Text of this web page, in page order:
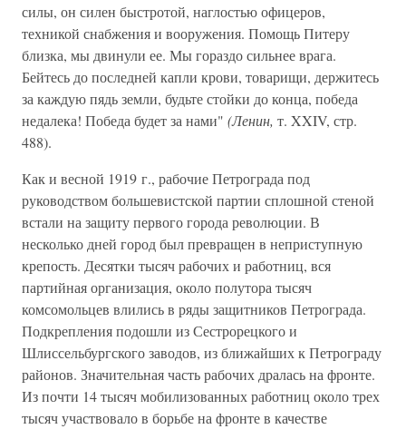
силы, он силен быстротой, наглостью офицеров,
техникой снабжения и вооружения. Помощь Питеру
близка, мы двинули ее. Мы гораздо сильнее врага.
Бейтесь до последней капли крови, товарищи, держитесь
за каждую пядь земли, будьте стойки до конца, победа
недалека! Победа будет за нами" (Ленин, т. XXIV, стр.
488).
Как и весной 1919 г., рабочие Петрограда под
руководством большевистской партии сплошной стеной
встали на защиту первого города революции. В
несколько дней город был превращен в неприступную
крепость. Десятки тысяч рабочих и работниц, вся
партийная организация, около полутора тысяч
комсомольцев влились в ряды защитников Петрограда.
Подкрепления подошли из Сестрорецкого и
Шлиссельбургского заводов, из ближайших к Петрограду
районов. Значительная часть рабочих дралась на фронте.
Из почти 14 тысяч мобилизованных работниц около трех
тысяч участвовало в борьбе на фронте в качестве